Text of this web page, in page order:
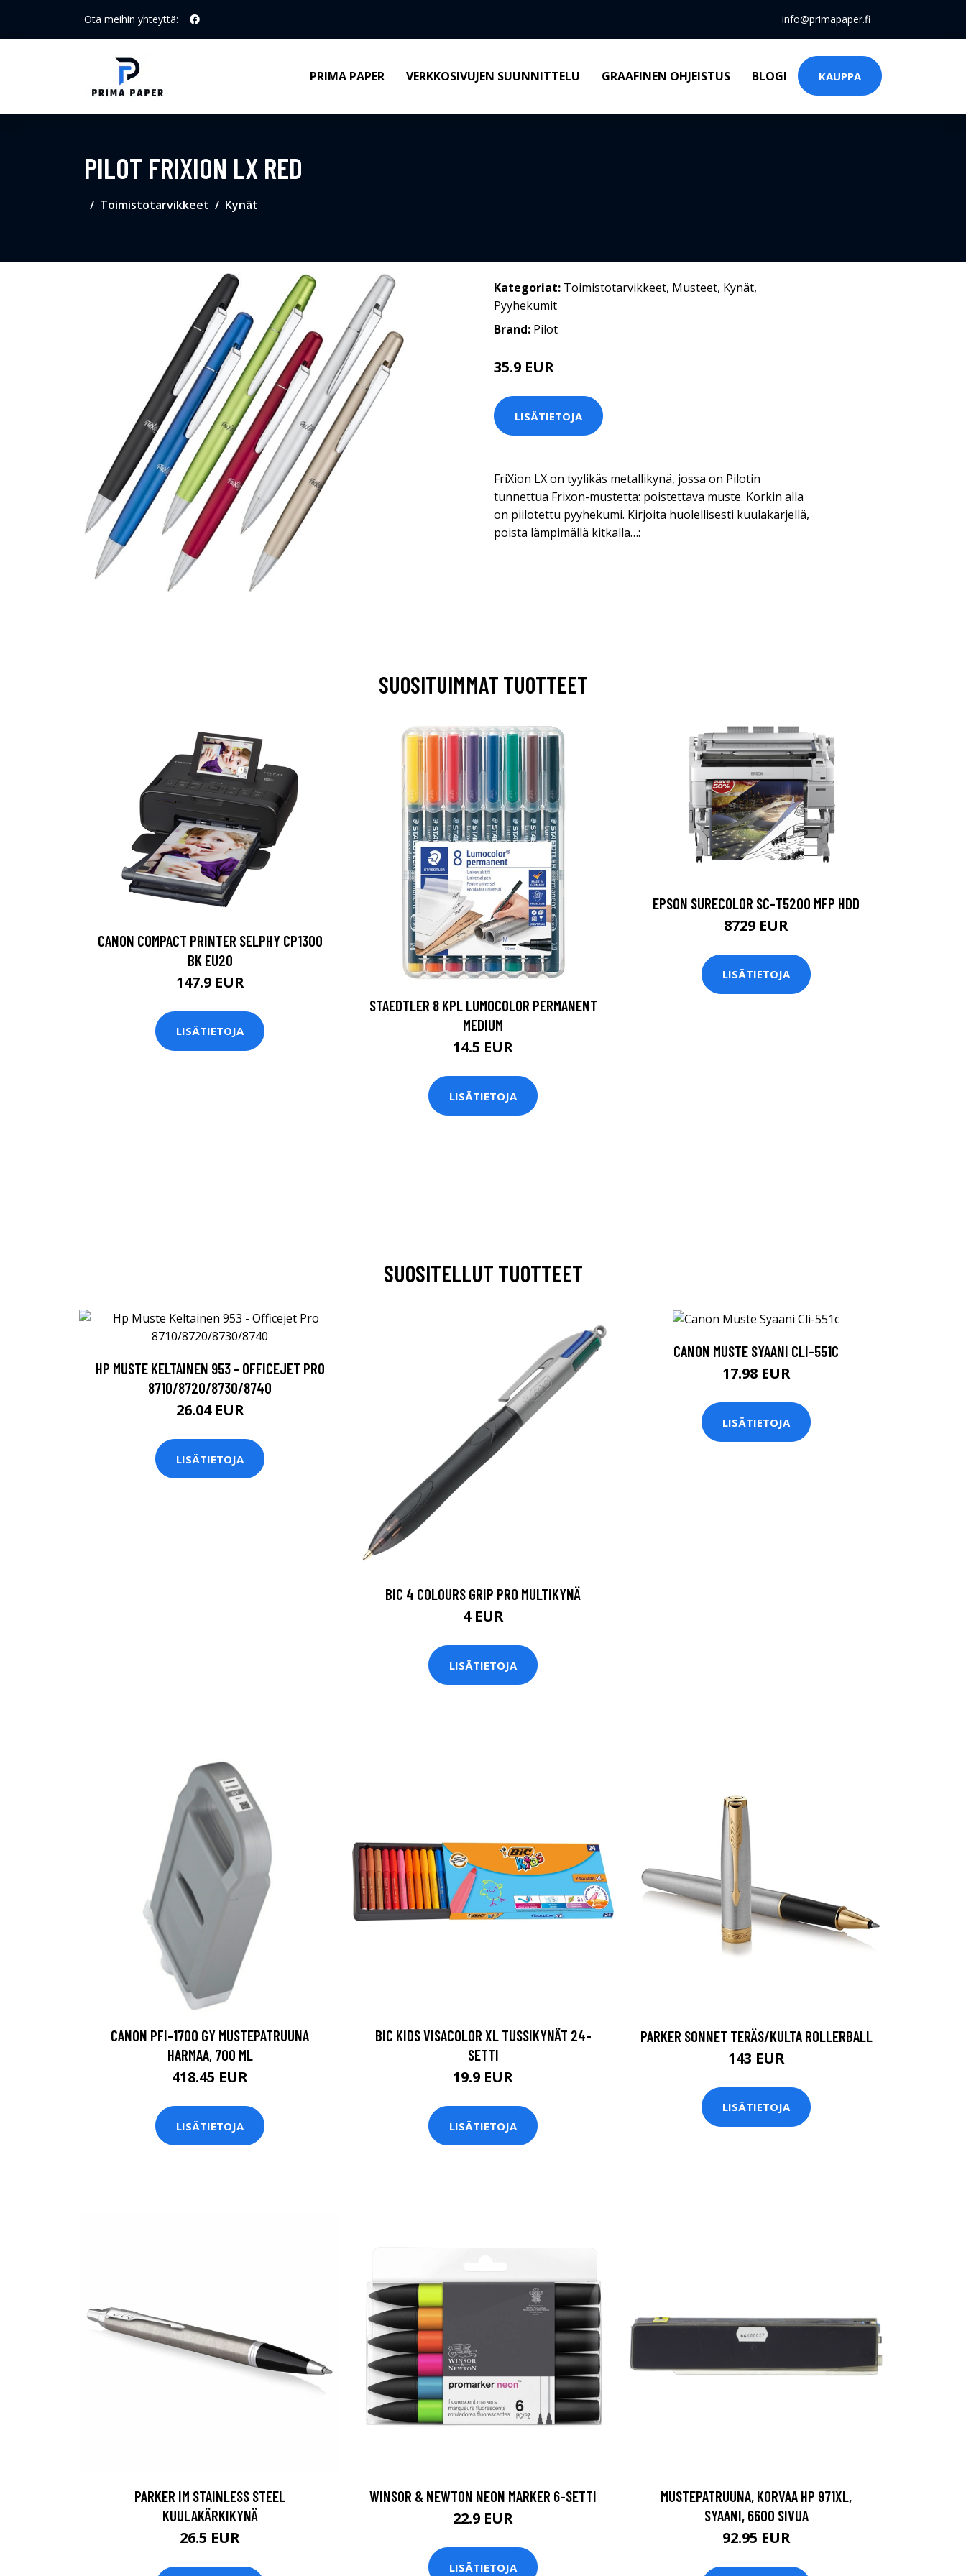
Ota meihin yhteyttä: info@primapaper.fi
PRIMA PAPER VERKKOSIVUJEN SUUNNITTELU GRAAFINEN OHJEISTUS BLOGI KAUPPA
PILOT FRIXION LX RED
Toimistotarvikkeet Kynät
Kategoriat: Toimistotarvikkeet, Musteet, Kynät,
Pyyhekumit
Brand: Pilot
35.9 EUR
LISÄTIETOJA
FriXion LX on tyylikäs metallikynä, jossa on Pilotin
tunnettua Frixon-mustetta: poistettava muste. Korkin alla
on piilotettu pyyhekumi. Kirjoita huolellisesti kuulakärjellä,
poista lämpimällä kitkalla…:
SUOSITUIMMAT TUOTTEET
CANON COMPACT PRINTER SELPHY CP1300
BK EU20
147.9 EUR
LISÄTIETOJA
STAEDTLER 8 KPL LUMOCOLOR PERMANENT
MEDIUM
14.5 EUR
LISÄTIETOJA
EPSON SURECOLOR SC-T5200 MFP HDD
8729 EUR
LISÄTIETOJA
SUOSITELLUT TUOTTEET
HP MUSTE KELTAINEN 953 - OFFICEJET PRO
8710/8720/8730/8740
26.04 EUR
LISÄTIETOJA
BIC 4 COLOURS GRIP PRO MULTIKYNÄ
4 EUR
LISÄTIETOJA
CANON MUSTE SYAANI CLI-551C
17.98 EUR
LISÄTIETOJA
CANON PFI-1700 GY MUSTEPATRUUNA
HARMAA, 700 ML
418.45 EUR
LISÄTIETOJA
BIC KIDS VISACOLOR XL TUSSIKYNÄT 24-
SETTI
19.9 EUR
LISÄTIETOJA
PARKER SONNET TERÄS/KULTA ROLLERBALL
143 EUR
LISÄTIETOJA
PARKER IM STAINLESS STEEL
KUULAKÄRKIKYNÄ
26.5 EUR
WINSOR & NEWTON NEON MARKER 6-SETTI
22.9 EUR
LISÄTIETOJA
MUSTEPATRUUNA, KORVAA HP 971XL,
SYAANI, 6600 SIVUA
92.95 EUR